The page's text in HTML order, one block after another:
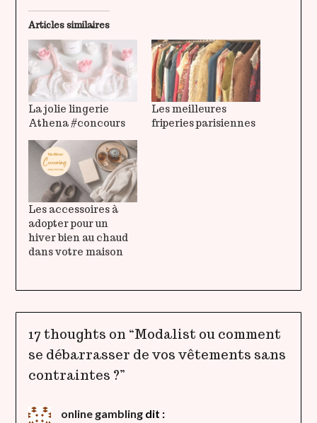
Articles similaires
La jolie lingerie
Athena #concours
Les meilleures
friperies parisiennes
Les accessoires à
adopter pour un
hiver bien au chaud
dans votre maison
17 thoughts on “Modalist ou comment
se débarrasser de vos vêtements sans
contraintes ?”
online gambling dit :